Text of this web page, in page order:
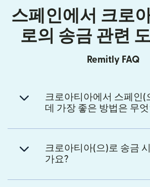
스페인에서 크로
로의 송금 관련
Remitly FAQ
크로아티아에서 스페인(
데 가장 좋은 방법은 무
크로아티아(으)로 송금
가요?